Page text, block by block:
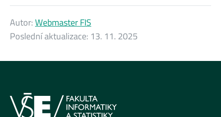
Autor:Webmaster FIS
Poslední aktualizace: 13. 11. 2025